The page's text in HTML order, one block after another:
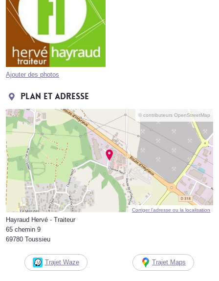
Ajouter des photos
Plan et adresse
© contributeurs OpenStreetMap
Corriger l’adresse ou la localisation
Hayraud Hervé - Traiteur
65 chemin 9
69780 Toussieu
Trajet Waze Trajet Maps